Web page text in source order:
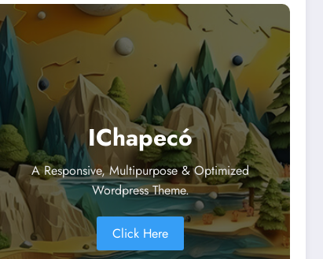
IChapecó
A Responsive, Multipurpose & Optimized
Wordpress Theme.
Click Here